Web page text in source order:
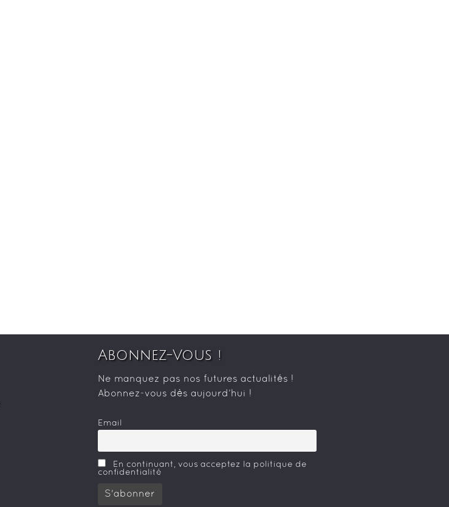
Abonnez-Vous !
Ne manquez pas nos futures actualités !
Abonnez-vous dès aujourd’hui !
Email
En continuant, vous acceptez la politique de
confidentialité